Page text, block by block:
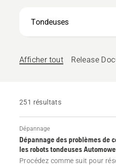
quoi
vous
Afficher tout Release
251 résultats
Dépannage
Dépannage des problèmes de
les robots tondeuses
Procédez comme suit pour